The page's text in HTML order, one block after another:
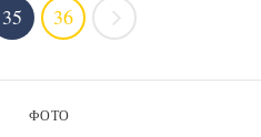
35 36
ФОТО